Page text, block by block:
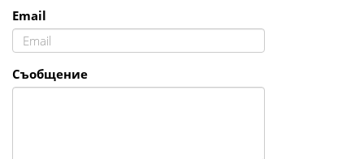
Email
Съобщение